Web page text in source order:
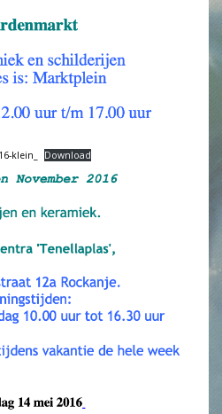
klein_ Download